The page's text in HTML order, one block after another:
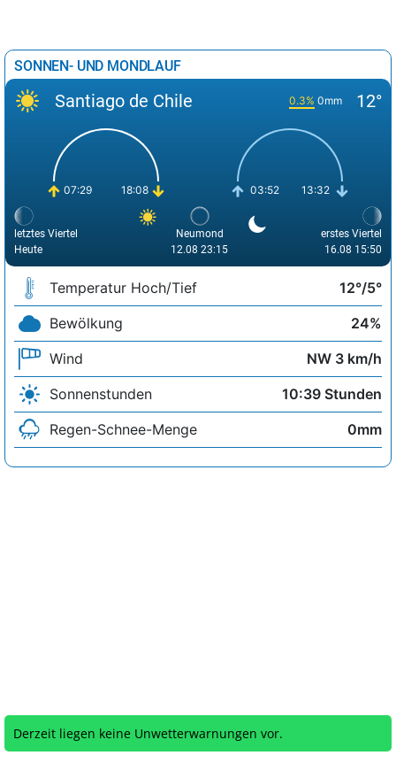
SONNEN- UND MONDLAUF
Santiago de Chile 0.3% 0mm 12°
07:29 18:08 03:52 13:32
letztes Viertel
Heute
Neumond
12.08 23:15
erstes Viertel
16.08 15:50
Temperatur Hoch/Tief
12°/5°
Bewölkung
24%
Wind
NW 3 km/h
Sonnenstunden
10:39 Stunden
Regen-Schnee-Menge
0mm
Derzeit liegen keine Unwetterwarnungen vor.